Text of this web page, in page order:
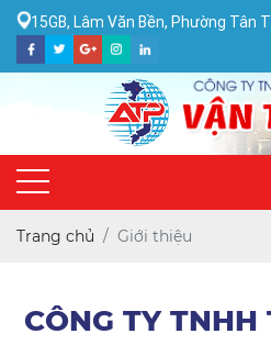
15GB, Lâm Văn Bền, Phường Tân
Trang chủ Giới thiệu
CÔNG TY